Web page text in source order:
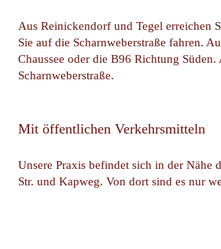
Aus Reinickendorf und Tegel erreichen
Sie auf die Scharnweberstraße fahren.
Chaussee oder die B96 Richtung
Scharnweberstraße.
Mit öffentlichen Verkehrsmitteln
Unsere Praxis befindet sich in der Nähe
Str. und Kapweg. Von dort sind es nur